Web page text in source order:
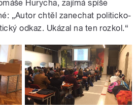
Hurycha, zajímá spíše
„Autor chtěl zanechat politicko-
odkaz. Ukázal na ten rozkol.“